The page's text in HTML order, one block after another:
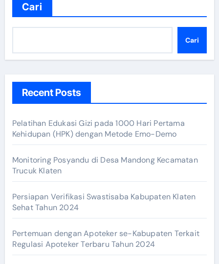
Cari
Cari
Recent Posts
Pelatihan Edukasi Gizi pada 1000 Hari Pertama
Kehidupan (HPK) dengan Metode Emo-Demo
Monitoring Posyandu di Desa Mandong Kecamatan
Trucuk Klaten
Persiapan Verifikasi Swastisaba Kabupaten Klaten
Sehat Tahun 2024
Pertemuan dengan Apoteker se-Kabupaten Terkait
Regulasi Apoteker Terbaru Tahun 2024